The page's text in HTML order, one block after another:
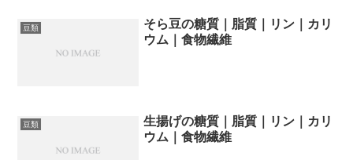
豆類
そら豆の糖質｜脂質｜リン｜カリ
ウム｜食物繊維
豆類
生揚げの糖質｜脂質｜リン｜カリ
ウム｜食物繊維